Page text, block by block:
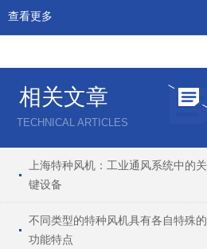
查看更多
相关文章
TECHNICAL ARTICLES
上海特种风机：工业通风系统中的关
键设备
不同类型的特种风机具有各自特殊的
功能特点